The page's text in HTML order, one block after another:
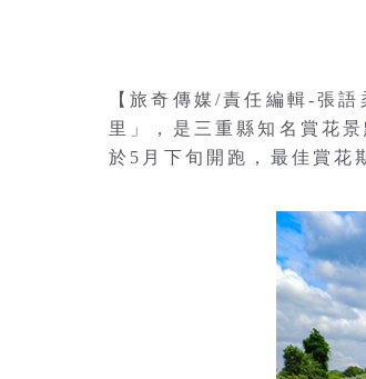
【旅奇傳媒/責任編輯-張
里」，是三重縣知名賞花
於5月下旬開跑，最佳賞花